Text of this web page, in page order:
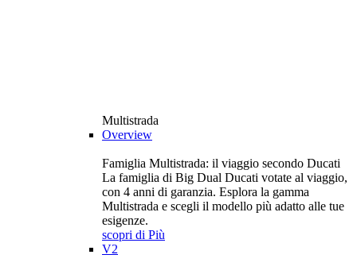
Multistrada
Overview
Famiglia Multistrada: il viaggio secondo Ducati
La famiglia di Big Dual Ducati votate al viaggio,
con 4 anni di garanzia. Esplora la gamma
Multistrada e scegli il modello più adatto alle tue
esigenze.
scopri di Più
V2